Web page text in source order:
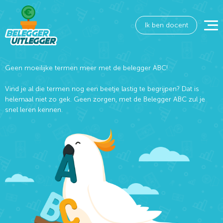
Ik ben docent
Geen moeilijke termen meer met de belegger ABC!
Vind je al die termen nog een beetje lastig te begrijpen? Dat is
helemaal niet zo gek. Geen zorgen, met de Belegger ABC zul je
snel leren kennen.
Wat wil je opzoeken?